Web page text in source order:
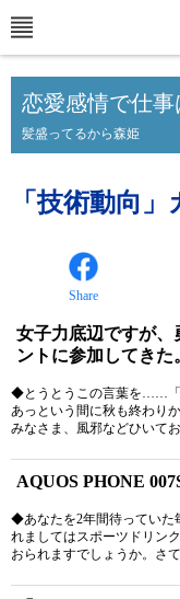
恋愛感情で仕事
髪盛ってるから森姫
「技術動向
Share
女子力底辺ですが、
ントに参加してきた
◆とうとうこの言葉を……「
あっという間に秋も終わり
みなさま、風邪などひいて
AQUOS PHONE
◆あなたを2年間待っていた
れましてはスポーツドリン
おられますでしょうか。さ